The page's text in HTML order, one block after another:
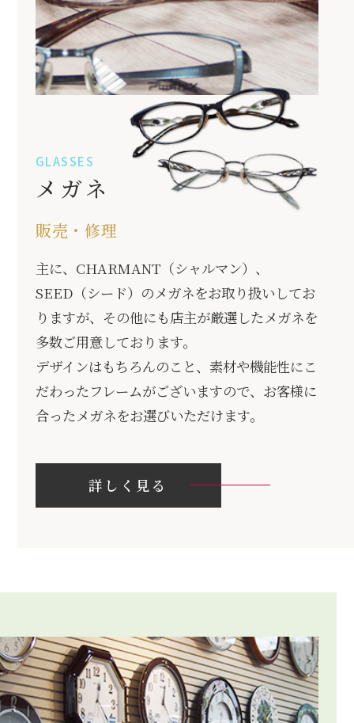
メガネ
販売・修理
主に、CHARMANT（シャルマン）、
SEED（シード）のメガネをお取り扱いしてお
りますが、その他にも店主が厳選したメガネを
多数ご用意しております。
デザインはもちろんのこと、素材や機能性にこ
だわったフレームがございますので、お客様に
合ったメガネをお選びいただけます。
詳しく見る